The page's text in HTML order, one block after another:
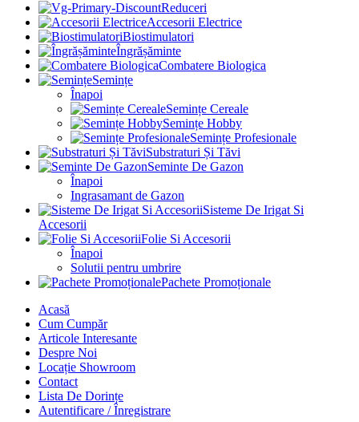
Reduceri
Accesorii Electrice
Biostimulatori
Îngrășăminte
Combatere Biologica
Semințe
Înapoi
Semințe Cereale
Semințe Hobby
Semințe Profesionale
Substraturi Și Tăvi
Seminte De Gazon
Înapoi
Ingrasamant de Gazon
Sisteme De Irigat Si
Accesorii
Folie Si Accesorii
Înapoi
Solutii pentru umbrire
Pachete Promoționale
Acasă
Cum Cumpăr
Articole Interesante
Despre Noi
Locație Showroom
Contact
Lista De Dorințe
Autentificare / Înregistrare